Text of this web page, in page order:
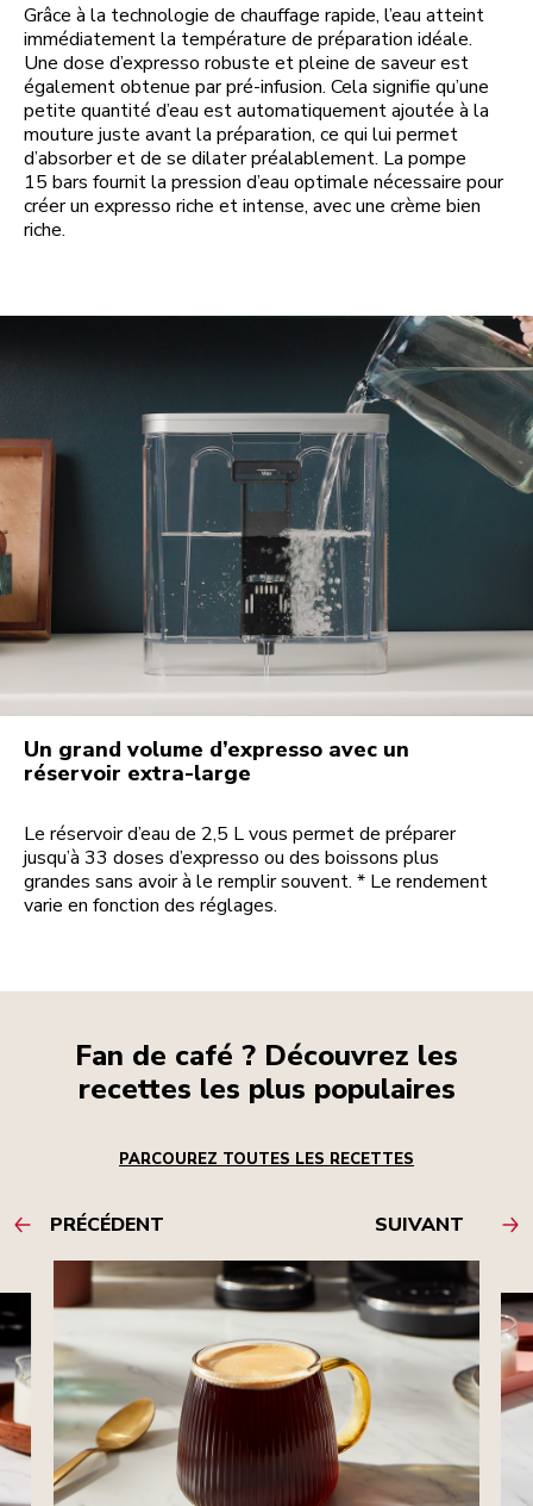
Grâce à la technologie de chauffage rapide, l’eau atteint
immédiatement la température de préparation idéale.
Une dose d’expresso robuste et pleine de saveur est
également obtenue par pré-infusion. Cela signifie qu’une
petite quantité d’eau est automatiquement ajoutée à la
mouture juste avant la préparation, ce qui lui permet
d’absorber et de se dilater préalablement. La pompe
15 bars fournit la pression d’eau optimale nécessaire pour
créer un expresso riche et intense, avec une crème bien
riche.
Un grand volume d’expresso avec un
réservoir extra-large
Le réservoir d’eau de 2,5 L vous permet de préparer
jusqu’à 33 doses d’expresso ou des boissons plus
grandes sans avoir à le remplir souvent. * Le rendement
varie en fonction des réglages.
Fan de café ? Découvrez les
recettes les plus populaires
PARCOUREZ TOUTES LES RECETTES
PRÉCÉDENT SUIVANT